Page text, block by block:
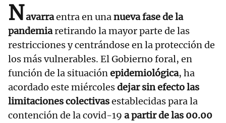
Navarraentra en unanueva fase de la
pandemiaretirando la mayor parte de las
restricciones y centrándose en la protección de
los más vulnerables. El Gobierno foral, en
función de la situaciónepidemiológica, ha
acordado este miércolesdejar sin efecto las
limitaciones colectivasestablecidas para la
contención de la covid-19 a partir de las 00.00